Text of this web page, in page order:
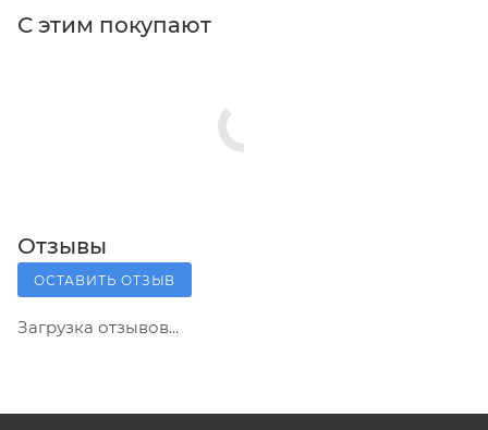
С этим покупают
Отзывы
ОСТАВИТЬ ОТЗЫВ
Загрузка отзывов...